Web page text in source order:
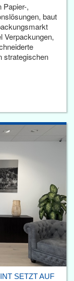
Papier-,
baut
Verpackungen,
strategischen
SETZT AUF